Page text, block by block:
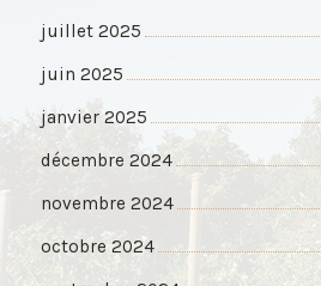
juillet 2025
juin 2025
janvier 2025
décembre 2024
novembre 2024
octobre 2024